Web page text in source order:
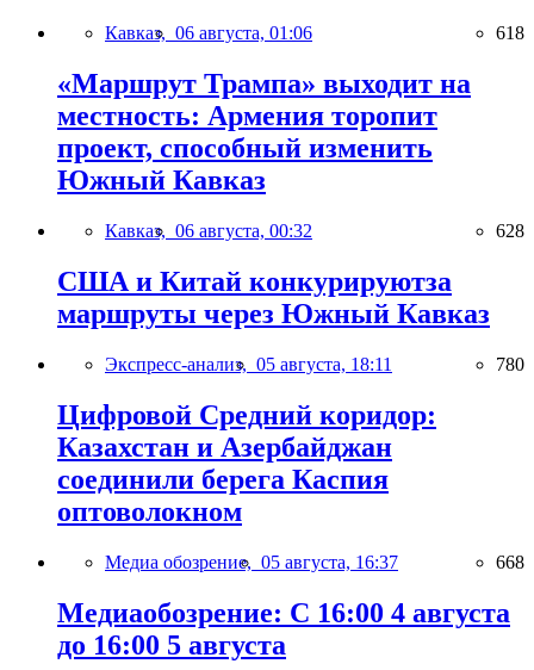
Кавказ, 06 августа, 01:06 618
«Маршрут Трампа» выходит на
местность: Армения торопит
проект, способный изменить
Южный Кавказ
Кавказ, 06 августа, 00:32 628
США и Китай конкурируютза
маршруты через Южный Кавказ
Экспресс-анализ, 05 августа, 18:11 780
Цифровой Средний коридор:
Казахстан и Азербайджан
соединили берега Каспия
оптоволокном
Медиа обозрение, 05 августа, 16:37 668
Медиаобозрение: С 16:00 4 августа
до 16:00 5 августа